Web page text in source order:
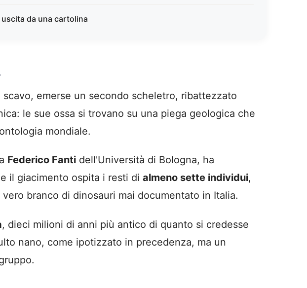
da una cartolina
emerse un secondo scheletro, ribattezzato
le sue ossa si trovano su una piega geologica che
mondiale.
Federico Fanti dell'Università di Bologna, ha
il giacimento ospita i resti di almeno sette individui,
branco di dinosauri mai documentato in Italia.
, dieci milioni di anni più antico di quanto si credesse
nano, come ipotizzato in precedenza, ma un